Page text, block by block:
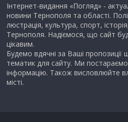
Інтернет-видання «Погляд» -
новини Тернополя та області.
люстрація, культура, спорт,
Тернополя. Надіємося, що сайт
цікавим.
Будемо вдячні за Ваші
тематик для сайту. Ми
інформацію. Також висловлюйте
місті.